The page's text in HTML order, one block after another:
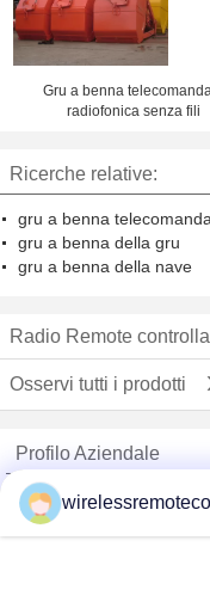
Gru a benna
radiofonica senza fili
Ricerche relative:
gru a benna
gru a benna della gru
gru a benna della nave
Radio Remote
Osservi tutti i prodotti
Profilo Aziendale
China Remote Control
Fornitori Verified